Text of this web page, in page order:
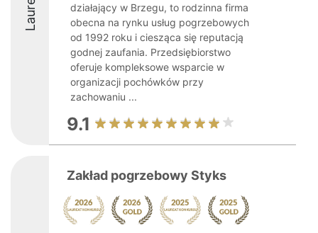
działający w Brzegu, to rodzinna firma
obecna na rynku usług pogrzebowych
od 1992 roku i ciesząca się reputacją
godnej zaufania. Przedsiębiorstwo
oferuje kompleksowe wsparcie w
organizacji pochówków przy
zachowaniu ...
9.1
Zakład pogrzebowy Styks